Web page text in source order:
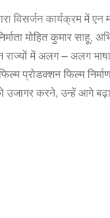
विसर्जन कार्यक्रम में
मोहित कुमार
राज्यों में अलग – अलग
फिल्म प्रोडक्शन फिल्म
करने, उन्हें आगे